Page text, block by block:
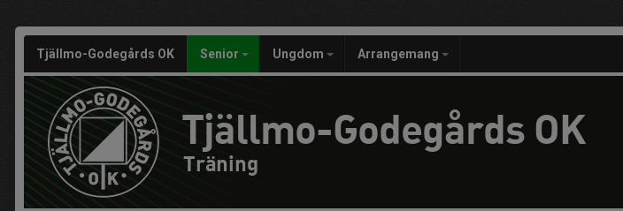
Tjällmo-Godegårds OK Senior Ungdom Arrangemang
Tjällmo-Godegårds OK
Träning